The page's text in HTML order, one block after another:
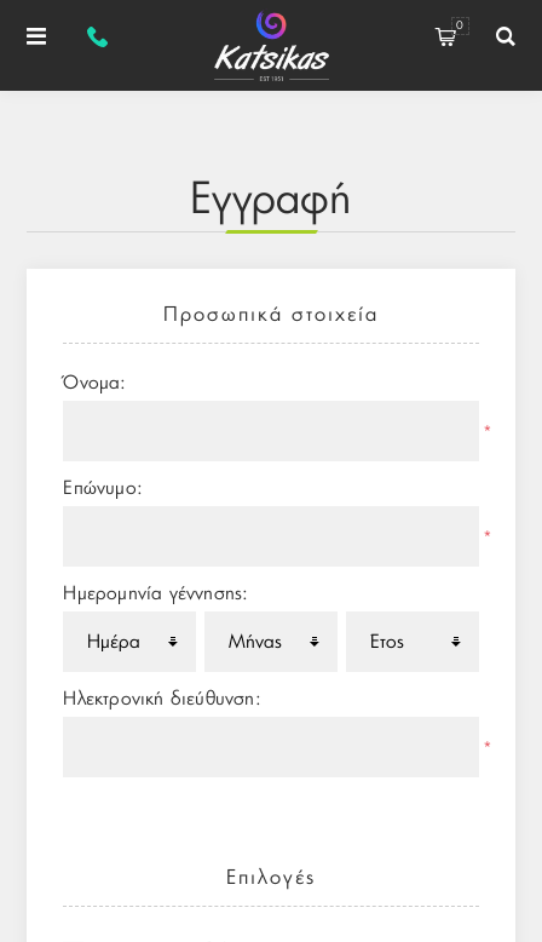
0
Εγγραφή
Προσωπικά στοιχεία
Όνομα:
*
Επώνυμο:
*
Ημερομηνία γέννησης:
Ηλεκτρονική διεύθυνση:
*
Επιλογές